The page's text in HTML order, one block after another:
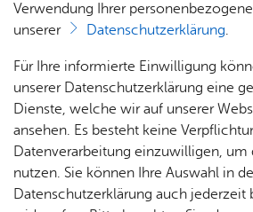
Rat­
haus &
Bür­
ger­
ser­vice
Rat­
häu­ser
Nach­
rich­
ten,
Vi­de­os
& Bil­
der
Me­di­
Jobs
Stel­
len­an­
ge­bo­te
Aus­bil­
dung &
Stu­di­
&
Aktuelle Nachrichten,
Bekanntmachungen auf einen
Newsletteroder den
bleiben Sie immer auf
Verwendung Ihrer
unserer
Datenschutzerklärung.
Für Ihre informierte Einwilligung
unserer Datenschutzerklärung eine
Dienste, welche wir auf unserer
ansehen. Es besteht keine
Datenverarbeitung einzuwilligen, um
nutzen. Sie können Ihre Auswahl in
Datenschutzerklärung auch jederzeit